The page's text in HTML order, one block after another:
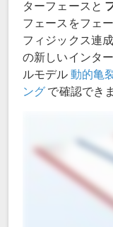
ターフェースと
フェースをフェ
フィジックス連
の新しいインタ
ルモデル 動的亀
ング で確認でき